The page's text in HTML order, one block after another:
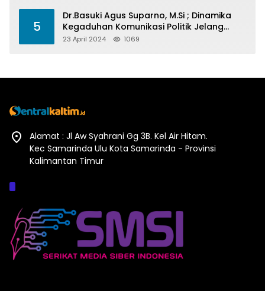
5
Dr.Basuki Agus Suparno, M.Si ; Dinamika
Kegaduhan Komunikasi Politik Jelang
Pesta Politik 2024
23 April 2024 1069
Alamat : Jl Aw Syahrani Gg 3B. Kel Air Hitam.
Kec Samarinda Ulu Kota Samarinda - Provinsi
Kalimantan Timur